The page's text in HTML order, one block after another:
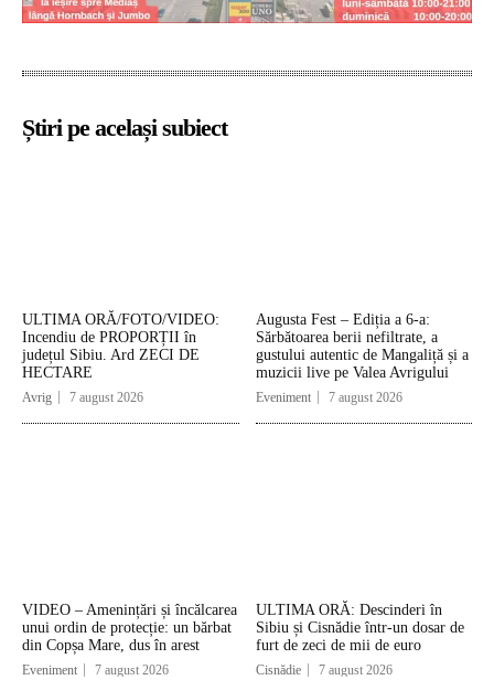
Știri pe același subiect
ULTIMA ORĂ/FOTO/VIDEO:
Incendiu de PROPORȚII în
județul Sibiu. Ard ZECI DE
HECTARE
Avrig 7 august 2026
Augusta Fest – Ediția a 6-a:
Sărbătoarea berii nefiltrate, a
gustului autentic de Mangaliță și a
muzicii live pe Valea Avrigului
Eveniment 7 august 2026
VIDEO – Amenințări și încălcarea
unui ordin de protecție: un bărbat
din Copșa Mare, dus în arest
Eveniment 7 august 2026
ULTIMA ORĂ: Descinderi în
Sibiu și Cisnădie într-un dosar de
furt de zeci de mii de euro
Cisnădie 7 august 2026